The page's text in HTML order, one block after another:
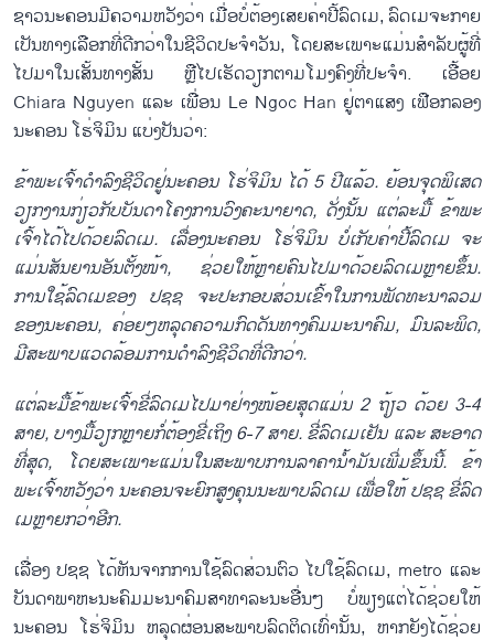
ຊາວ​ນະ​ຄອນ​ມີ​ຄວາມ​ຫວັງ​ວ່າ ເມື່ອບໍ່​ຕ້ອງ​ເສຍ​ຄ່າ​ປີ້​ລົດ​ເມ, ລົດ​ເມ​ຈະ​ກາຍ​
ເປັນ​ທາງ​ເລືອກ​​ທີ່​ດີ​ກວ່າ​ໃນ​ຊີ​ວິດ​ປະ​ຈຳ​ວັນ, ໂດຍ​ສະ​ເພາະ​ແມ່ນ​ສຳ​ລັບ​ຜູ້​ທີ່​
ໄປ​ມາ​ໃນ​ເສັ້ນ​ທາງ​ສັ້ນ ຫຼື​ໄປເຮັດວຽກຕາມ​ໂມງຄົງທີ່ປະຈຳ. ເອື້ອຍ
Chiara Nguyen ແລະ ເພື່ອນ Le Ngoc Han ຢູ່​ຕາ​ແສງ ເຟືອກ​ລອງ
ນະ​ຄອນ ໂຮ່​ຈິ​ມິນ ແບ່ງ​ປັນ​ວ່າ:
ຂ້າ​ພະ​ເຈົ້າ​ດຳ​ລົງ​ຊີ​ວິດ​ຢູ່​ນະ​ຄອນ ໂຮ່​ຈິ​ມິນ ໄດ້ 5 ປີ​ແລ້ວ. ຍ້ອນ​ຈຸດພິເສດ
ວຽກ​ງານ​ກ່ຽວ​ກັບ​ບັນ​ດາ​ໂຄງ​ການ​ວົງ​ຄະ​ນາ​ຍາດ, ດັ່ງ​ນັ້ນ​ ແຕ່​ລະ​ມື້ ຂ້າ​ພະ​
ເຈົ້າ​ໄດ້​ໄປ​ດ້ວຍ​ລົດ​ເມ. ເລື່ອງນະ​ຄອນ ໂຮ່​ຈິ​ມິນ ບໍ່​ເກັບ​ຄ່າ​ປີ້​ລົດ​ເມ ຈະ​
ແມ່ນ​ສັນ​ຍານ​ອັນ​ຕັ້ງ​ໜ້າ, ຊ່ວຍ​ໃຫ້ຫຼາຍ​ຄົນ​ໄປ​ມາ​ດ້ວຍ​ລົດ​ເມ​ຫຼາຍຂຶ້ນ.
ການ​ໃຊ້​ລົດ​ເມ​ຂອງ ປ​ຊ​ຊ ຈະ​ປະ​ກອບ​ສ່ວນ​ເຂົ້າ​ໃນ​ການ​ພັດ​ທະ​ນາ​ລວມ​
ຂອງ​ນະ​ຄອນ, ຄ່ອຍໆ​ຫລຸດ​ຄວາມ​ກົດ​ດັນ​ທາງ​ຄົມ​ມະ​ນາ​ຄົມ, ມົນ​ລະ​ພິດ,
ມີສະພາບ​ແວດ​ລ້ອມ​ການ​ດຳ​ລົງ​ຊີ​ວິດທີ່​ດີ​ກວ່າ.
ແຕ່​ລະ​ມື້​ຂ້າ​ພະ​ເຈົ້າ​ຂີ່ລົດເມໄປ​ມາຢ່າງ​ໜ້ອຍສຸດ​ແມ່ນ 2 ຖ້ຽວ​ ດ້ວຍ 3-4
ສາຍ, ບາງ​ມື້​ວຽກຫຼາຍກໍ່​ຕ້ອງ​ຂີ່ເຖິງ 6-7 ສາຍ. ຂີ່​ລົດ​ເມ​ເຢັນ ແລະ ສະ​ອາດ​
ທີ່​ສຸດ, ໂດຍ​ສະ​ເພາະ​ແມ່ນ​ໃນ​ສະ​ພາບ​ການ​ລາຄານ້ຳ​ມັນ​ເພີ່ມ​ຂຶ້ນນີ້. ຂ້າ​
ພະ​ເຈົ້າ​ຫວັງ​ວ່າ ​ນະ​ຄອ​ນ​ຈະ​ຍົກ​ສູງ​ຄຸນ​ນະ​ພາບ​ລົດ​ເມ ເພື່ອ​ໃຫ້ ປ​ຊ​ຊ ຂີ່ລົດ​
ເມຫຼາຍ​ກວ່າ​ອີກ.
ເລື່ອງ ປ​ຊ​ຊ ໄດ້​ຫັນ​ຈາກ​ການ​ໃຊ້​ລົດ​ສ່ວນ​ຕົວ ໄປ​ໃຊ້​ລົດ​ເມ, metro ແລະ
ບັນ​ດາພາ​ຫະ​ນະ​ຄົມ​ມະ​ນາ​ຄົມສາທາລະນະ​ອື່ນໆ ບໍ່​ພຽງ​ແຕ່​ໄດ້​ຊ່ວຍໃຫ້
ນະ​ຄອນ ໂຮ່​ຈິ​ມິນ ຫລຸດ​ຜ່ອນ​ສະ​ພາ​ບ​ລົດ​ຕິດ​ເທົ່າ​ນັ້ນ, ຫາກຍ​ັງ​ໄດ້​ຊ່ວຍ​